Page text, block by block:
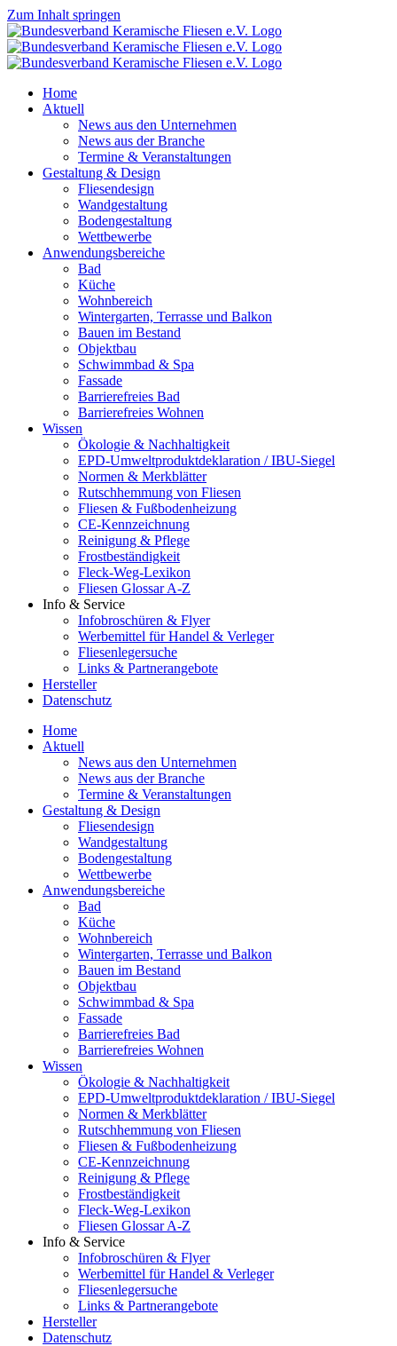
Zum Inhalt springen
Home
Aktuell
News aus den Unternehmen
News aus der Branche
Termine & Veranstaltungen
Gestaltung & Design
Fliesendesign
Wandgestaltung
Bodengestaltung
Wettbewerbe
Anwendungsbereiche
Bad
Küche
Wohnbereich
Wintergarten, Terrasse und Balkon
Bauen im Bestand
Objektbau
Schwimmbad & Spa
Fassade
Barrierefreies Bad
Barrierefreies Wohnen
Wissen
Ökologie & Nachhaltigkeit
EPD-Umweltproduktdeklaration / IBU-Siegel
Normen & Merkblätter
Rutschhemmung von Fliesen
Fliesen & Fußbodenheizung
CE-Kennzeichnung
Reinigung & Pflege
Frostbeständigkeit
Fleck-Weg-Lexikon
Fliesen Glossar A-Z
Info & Service
Infobroschüren & Flyer
Werbemittel für Handel & Verleger
Fliesenlegersuche
Links & Partnerangebote
Hersteller
Datenschutz
Home
Aktuell
News aus den Unternehmen
News aus der Branche
Termine & Veranstaltungen
Gestaltung & Design
Fliesendesign
Wandgestaltung
Bodengestaltung
Wettbewerbe
Anwendungsbereiche
Bad
Küche
Wohnbereich
Wintergarten, Terrasse und Balkon
Bauen im Bestand
Objektbau
Schwimmbad & Spa
Fassade
Barrierefreies Bad
Barrierefreies Wohnen
Wissen
Ökologie & Nachhaltigkeit
EPD-Umweltproduktdeklaration / IBU-Siegel
Normen & Merkblätter
Rutschhemmung von Fliesen
Fliesen & Fußbodenheizung
CE-Kennzeichnung
Reinigung & Pflege
Frostbeständigkeit
Fleck-Weg-Lexikon
Fliesen Glossar A-Z
Info & Service
Infobroschüren & Flyer
Werbemittel für Handel & Verleger
Fliesenlegersuche
Links & Partnerangebote
Hersteller
Datenschutz